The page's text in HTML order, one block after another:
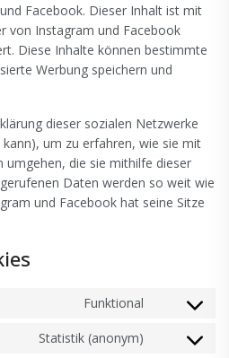
Facebook. Dieser Inhalt ist mit
von Instagram und Facebook
Diese Inhalte können bestimmte
Werbung speichern und
dieser sozialen Netzwerke
um zu erfahren, wie sie mit
umgehen, die sie mithilfe dieser
Daten werden so weit wie
und Facebook hat seine Sitze
Funktional
Consent
service
Statistik (anonym)
Consent